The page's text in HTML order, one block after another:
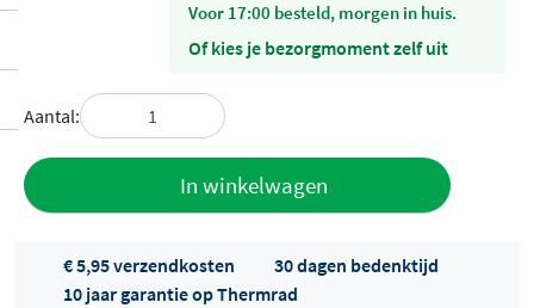
voor 17:00 besteld, morgen in huis.
Of kies je bezorgmoment zelf uit
Aantal:
In winkelwagen
€ 5,95 verzendkosten
30 dagen bedenktijd
10 jaar garantie op Thermrad